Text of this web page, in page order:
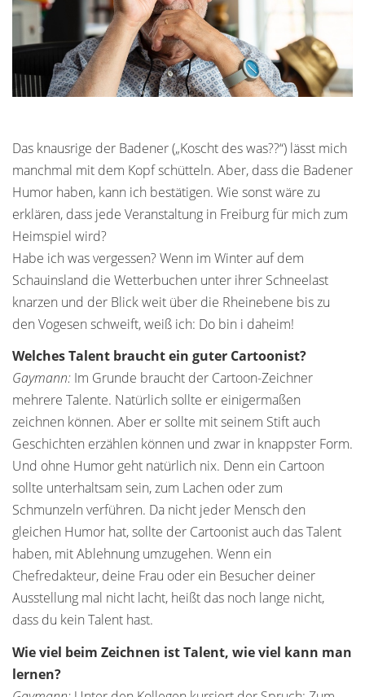
Das knausrige der Badener („Koscht des was??“) lässt mich
manchmal mit dem Kopf schütteln. Aber, dass die Badener
Humor haben, kann ich bestätigen. Wie sonst wäre zu
erklären, dass jede Veranstaltung in Freiburg für mich zum
Heimspiel wird?
Habe ich was vergessen? Wenn im Winter auf dem
Schauinsland die Wetterbuchen unter ihrer Schneelast
knarzen und der Blick weit über die Rheinebene bis zu
den Vogesen schweift, weiß ich: Do bin i daheim!
Welches Talent braucht ein guter Cartoonist?
Gaymann: Im Grunde braucht der Cartoon-Zeichner
mehrere Talente. Natürlich sollte er einigermaßen
zeichnen können. Aber er sollte mit seinem Stift auch
Geschichten erzählen können und zwar in knappster Form.
Und ohne Humor geht natürlich nix. Denn ein Cartoon
sollte unterhaltsam sein, zum Lachen oder zum
Schmunzeln verführen. Da nicht jeder Mensch den
gleichen Humor hat, sollte der Cartoonist auch das Talent
haben, mit Ablehnung umzugehen. Wenn ein
Chefredakteur, deine Frau oder ein Besucher deiner
Ausstellung mal nicht lacht, heißt das noch lange nicht,
dass du kein Talent hast.
Wie viel beim Zeichnen ist Talent, wie viel kann man
lernen?